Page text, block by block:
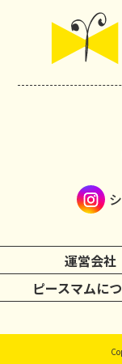
運営会社
ピースマムに